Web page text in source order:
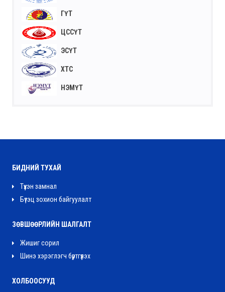
ГҮТ
ЦССҮТ
ЭСҮТ
ХТС
НЭМҮТ
БИДНИЙ ТУХАЙ
Түүхэн замнал
Бүтэц зохион байгуулалт
ЗӨВШӨӨРЛИЙН ШАЛГАЛТ
Жишиг сорил
Шинэ хэрэглэгч бүртгүүлэх
ХОЛБООСУУД